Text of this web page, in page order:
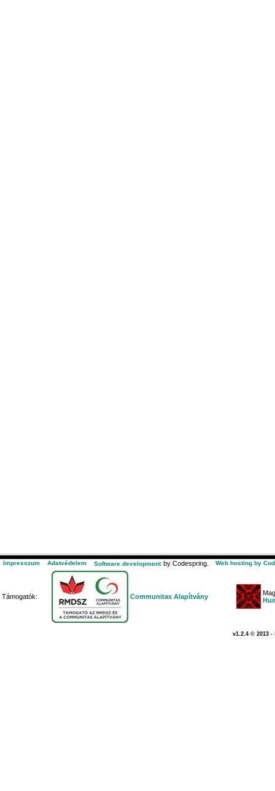
Impresszum Adatvédelem Software development by Codespring. Web hosting by
Támogatók: Communitas Alapítvány
v1.2.4 © 2013